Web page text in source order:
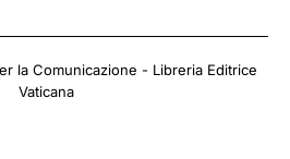
la Comunicazione - Libreria Editrice
Vaticana